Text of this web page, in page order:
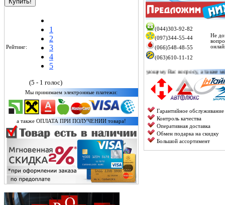
Рейтинг:
1
2
3
4
5
(5 - 1 голос)
Мы принимаем электронные платежи:
а также ОПЛАТА ПРИ ПОЛУЧЕНИИ товара!
(044)303-92-82
(097)344-55-44
(066)548-48-55
(063)610-11-12
Не
по любому интересующему Вас вопросу, а также можете уточнить наличие
Гарантийное обслуживание
Контроль качества
Оперативная доставка
Обмен подарка на скидку
Большой ассортимент